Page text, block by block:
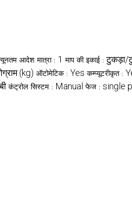
आदेश मात्रा : 1 माप की इकाई : टुकड़ा/
(kg) ऑटोमेटिक : Yes कम्प्यूटरीकृत :
कंट्रोल सिस्टम : Manual फेज : single